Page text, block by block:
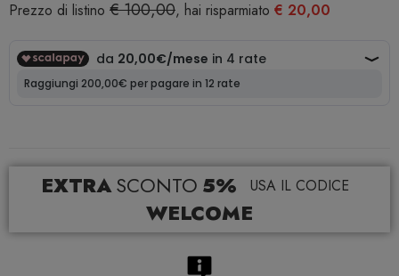
Prezzo di listino € 100,00, hai risparmiato € 20,00
EXTRASCONTO 5% USA IL CODICE
WELCOME